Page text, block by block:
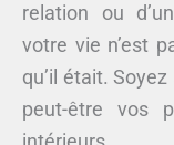
relation ou
votre vie n’est
qu’il était.
peut-être vos